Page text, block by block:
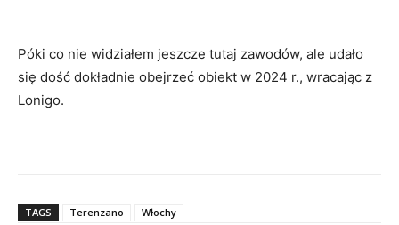
Póki co nie widziałem jeszcze tutaj zawodów, ale udało
się dość dokładnie obejrzeć obiekt w 2024 r., wracając z
Lonigo.
TAGS Terenzano Włochy